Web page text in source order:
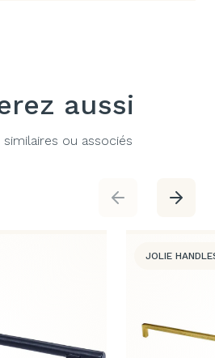
aussi
ou associés
JOLIE